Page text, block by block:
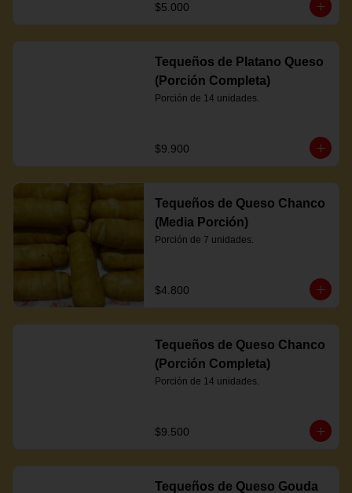
$5.000
Tequeños de Platano Queso
(Porción Completa)
Porción de 14 unidades.
$9.900
Tequeños de Queso Chanco
(Media Porción)
Porción de 7 unidades.
$4.800
Tequeños de Queso Chanco
(Porción Completa)
Porción de 14 unidades.
$9.500
Tequeños de Queso Gouda